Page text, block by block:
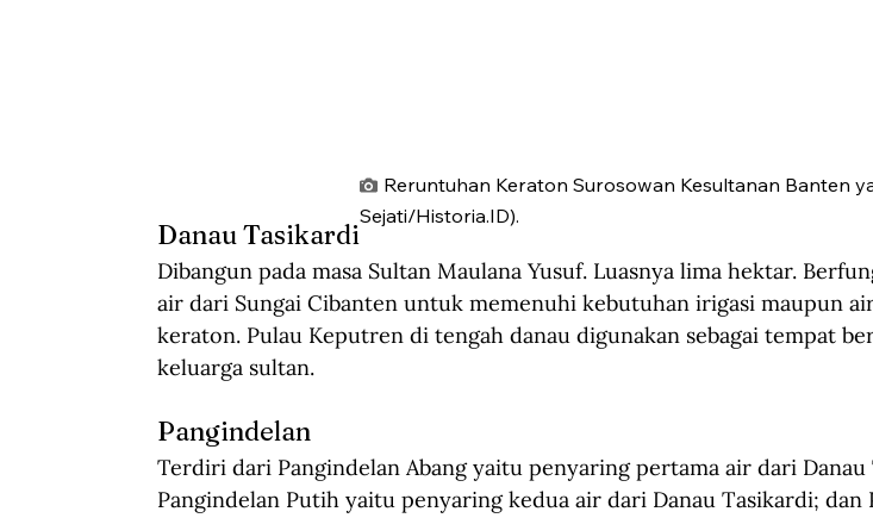
Reruntuhan Keraton Surosowan Kesultanan Banten
Sejati/Historia.ID).
Danau Tasikardi
Dibangun pada masa Sultan Maulana Yusuf. Luasnya lima hektar.
air dari Sungai Cibanten untuk memenuhi kebutuhan irigasi maupun
keraton. Pulau Keputren di tengah danau digunakan sebagai tempat
keluarga sultan.
Pangindelan
Terdiri dari Pangindelan Abang yaitu penyaring pertama air dari Danau
Pangindelan Putih yaitu penyaring kedua air dari Danau Tasikardi; dan